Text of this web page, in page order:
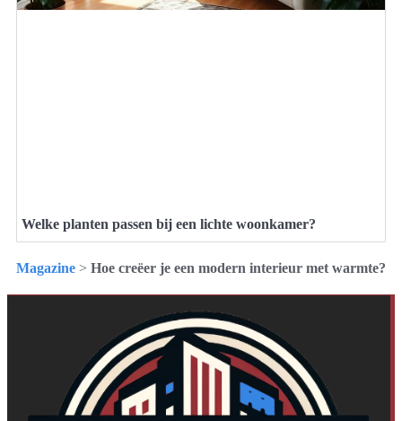
Welke planten passen bij een lichte woonkamer?
Magazine > Hoe creëer je een modern interieur met warmte?